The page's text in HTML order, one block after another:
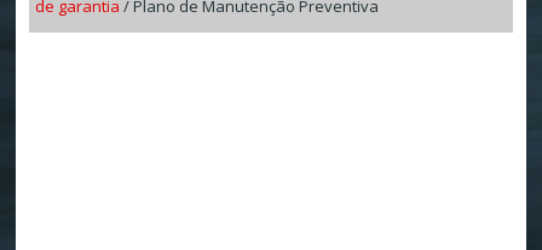
de garantia / Plano de Manutenção Preventiva